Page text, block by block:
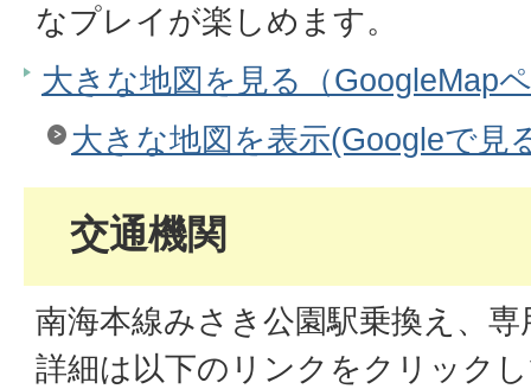
なプレイが楽しめます。
大きな地図を見る（GoogleMap
大きな地図を表示(Googleで見
交通機関
南海本線みさき公園駅乗換え、
詳細は以下のリンクをクリック